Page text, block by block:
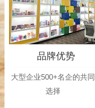
品牌优势
大型企业500+名企的共同
选择